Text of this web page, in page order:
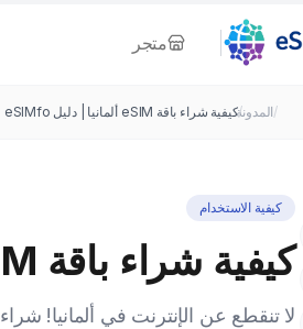
متجر
/المدونة
/كيفية شراء باقة eSIM ألمانيا | دليل eSIMfo
كيفية الاستخدام
كيفية شراء باقة eSIM ألمانيا | دليل eSIMfo
لا تنقطع عن الإنترنت في ألمانيا! شراء eSIM ألمانيا مع eSIMfo وتثبيتها ودليل السفر.